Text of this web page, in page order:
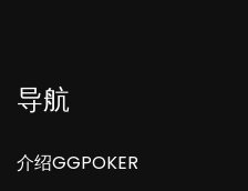
导航
介绍GGPOKER